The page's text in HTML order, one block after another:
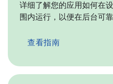
详细了解您的应用如何在
围内运行，以便在后台可
查看指南